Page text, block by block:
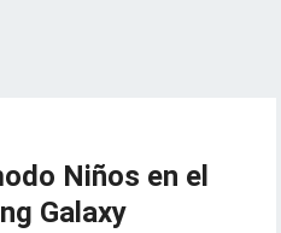
Niños en el
Galaxy